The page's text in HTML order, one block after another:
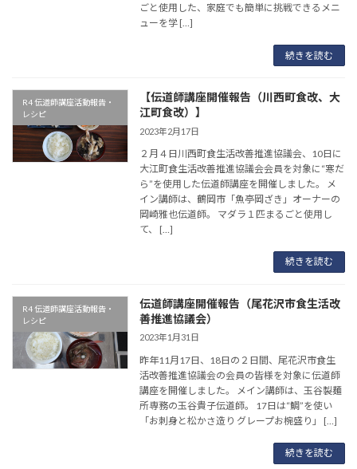
ごと使用した、家庭でも簡単に挑戦できるメニ
ューを学 […]
続きを読む
R4 伝道師講座活動報告・
レシピ
【伝道師講座開催報告（川西町食改、大
江町食改）】
2023年2月17日
２月４日川西町食生活改善推進協議会、10日に
大江町食生活改善推進協議会会員を対象に“寒だ
ら”を使用した伝道師講座を開催しました。 メ
イン講師は、鶴岡市「魚亭岡ざき」オーナーの
岡崎雅也伝道師。 マダラ１匹まるごと使用し
て、 […]
続きを読む
R4 伝道師講座活動報告・
レシピ
伝道師講座開催報告（尾花沢市食生活改
善推進協議会）
2023年1月31日
昨年11月17日、18日の２日間、尾花沢市食生
活改善推進協議会の会員の皆様を対象に伝道師
講座を開催しました。 メイン講師は、玉谷製麺
所専務の玉谷貴子伝道師。 17日は“鯛”を使い
「お刺身と松かさ造り グレープお椀盛り」 […]
続きを読む